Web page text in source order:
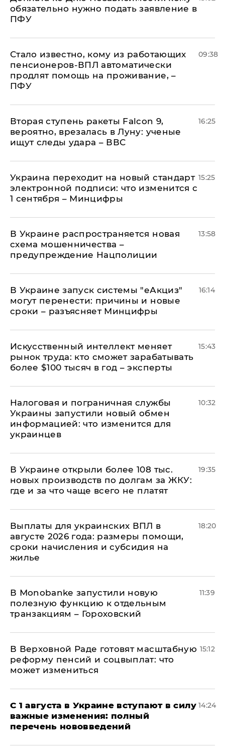
обязательно нужно подать заявление в
ПФУ
Стало известно, кому из работающих
пенсионеров-ВПЛ автоматически
продлят помощь на проживание, –
ПФУ
09:38
Вторая ступень ракеты Falcon 9,
вероятно, врезалась в Луну: ученые
ищут следы удара – ВВС
16:25
Украина переходит на новый стандарт
электронной подписи: что изменится с
1 сентября – Минцифры
15:25
В Украине распространяется новая
схема мошенничества –
предупреждение Нацполиции
13:58
В Украине запуск системы "еАкциз"
могут перенести: причины и новые
сроки – разъясняет Минцифры
16:14
Искусственный интеллект меняет
рынок труда: кто сможет зарабатывать
более $100 тысяч в год – эксперты
15:43
Налоговая и пограничная службы
Украины запустили новый обмен
информацией: что изменится для
украинцев
10:32
В Украине открыли более 108 тыс.
новых производств по долгам за ЖКУ:
где и за что чаще всего не платят
19:35
Выплаты для украинских ВПЛ в
августе 2026 года: размеры помощи,
сроки начисления и субсидия на
жилье
18:20
В Мonobankе запустили новую
полезную функцию к отдельным
транзакциям – Гороховский
11:39
В Верховной Раде готовят масштабную
реформу пенсий и соцвыплат: что
может измениться
15:12
С 1 августа в Украине вступают в силу
важные изменения: полный
перечень нововведений
14:24